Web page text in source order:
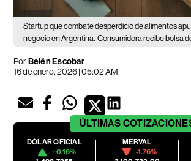
Startup que combate desperdicio de alimentos
negocio en Argentina. Consumidora recibe bolsa
PorBelén Escobar
16 de enero, 2026 | 05:02 AM
ÚLTIMAS
DÓLAR OFICIAL
+0.16%
MERVAL
-1.76%